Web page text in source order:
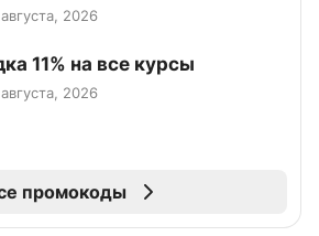
2026
11% на все курсы
2026
промокоды